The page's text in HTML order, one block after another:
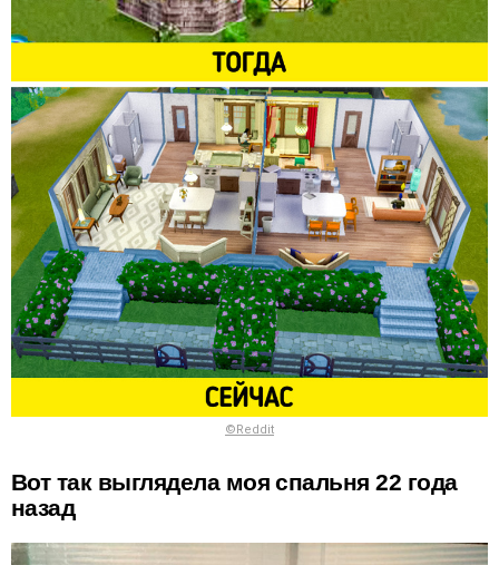
©Reddit
Вот так выглядела моя спальня 22 года
назад